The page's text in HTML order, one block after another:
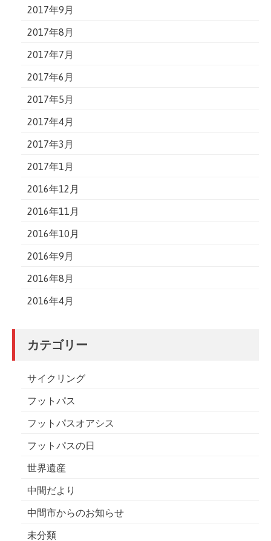
2017年9月
2017年8月
2017年7月
2017年6月
2017年5月
2017年4月
2017年3月
2017年1月
2016年12月
2016年11月
2016年10月
2016年9月
2016年8月
2016年4月
カテゴリー
サイクリング
フットパス
フットパスオアシス
フットパスの日
世界遺産
中間だより
中間市からのお知らせ
未分類